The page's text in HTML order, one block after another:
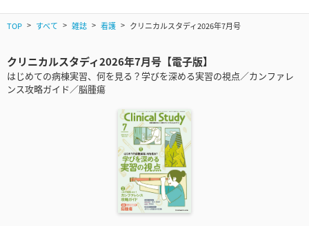
TOP すべて 雑誌 看護 クリニカルスタディ2026年7月号
クリニカルスタディ2026年7月号【電子版】
はじめての病棟実習、何を見る？学びを深める実習の視点／カンファレ
ンス攻略ガイド／脳腫瘍